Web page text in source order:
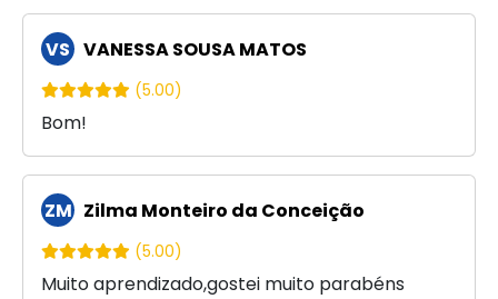
VS VANESSA SOUSA MATOS
(5.00)
Bom!
ZM Zilma Monteiro da Conceição
(5.00)
Muito aprendizado,gostei muito parabéns